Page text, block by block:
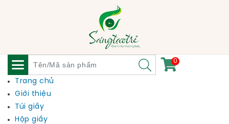
0
Trang chủ
Giới thiệu
Túi giấy
Hộp giấy